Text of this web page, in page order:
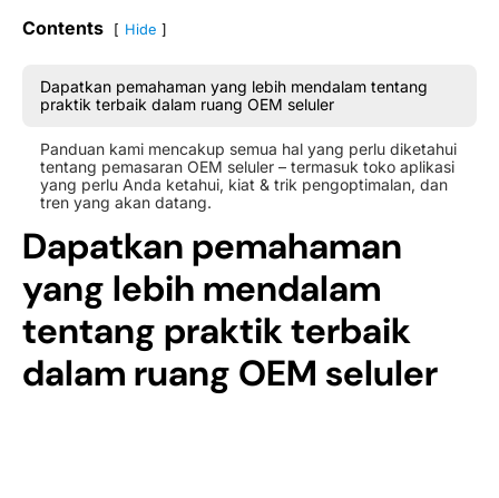
Contents Hide
Dapatkan pemahaman yang lebih mendalam tentang
praktik terbaik dalam ruang OEM seluler
Panduan kami mencakup semua hal yang perlu diketahui
tentang pemasaran OEM seluler – termasuk toko aplikasi
yang perlu Anda ketahui, kiat & trik pengoptimalan, dan
tren yang akan datang.
Dapatkan pemahaman
yang lebih mendalam
tentang praktik terbaik
dalam ruang OEM seluler